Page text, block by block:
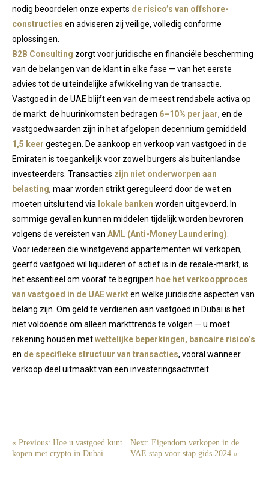
nodig beoordelen onze experts de risico’s van offshore-
constructies en adviseren zij veilige, volledig conforme
oplossingen.
B2B Consulting zorgt voor juridische en financiële bescherming
van de belangen van de klant in elke fase — van het eerste
advies tot de uiteindelijke afwikkeling van de transactie.
Vastgoed in de UAE blijft een van de meest rendabele activa op
de markt: de huurinkomsten bedragen 6–10% per jaar, en de
vastgoedwaarden zijn in het afgelopen decennium gemiddeld
1,5 keer gestegen. De aankoop en verkoop van vastgoed in de
Emiraten is toegankelijk voor zowel burgers als buitenlandse
investeerders. Transacties zijn niet onderworpen aan
belasting, maar worden strikt gereguleerd door de wet en
moeten uitsluitend via lokale banken worden uitgevoerd. In
sommige gevallen kunnen middelen tijdelijk worden bevroren
volgens de vereisten van AML (Anti-Money Laundering)
Voor iedereen die winstgevend appartementen wil verkopen,
geërfd vastgoed wil liquideren of actief is in de resale-markt, is
het essentieel om vooraf te begrijpen hoe het verkoopproces
van vastgoed in de UAE werkten welke juridische aspecten van
belang zijn. Om geld te verdienen aan vastgoed in Dubai is het
niet voldoende om alleen markttrends te volgen — u moet
rekening houden metwettelijke beperkingen, bancaire risico’s
en de specifieke structuur van transacties, vooral wanneer
verkoop deel uitmaakt van een investeringsactiviteit.
« Previous: Hoe u vastgoed kunt
kopen met crypto in Dubai
Next: Eigendom verkopen in de
VAE stap voor stap gids 2024 »